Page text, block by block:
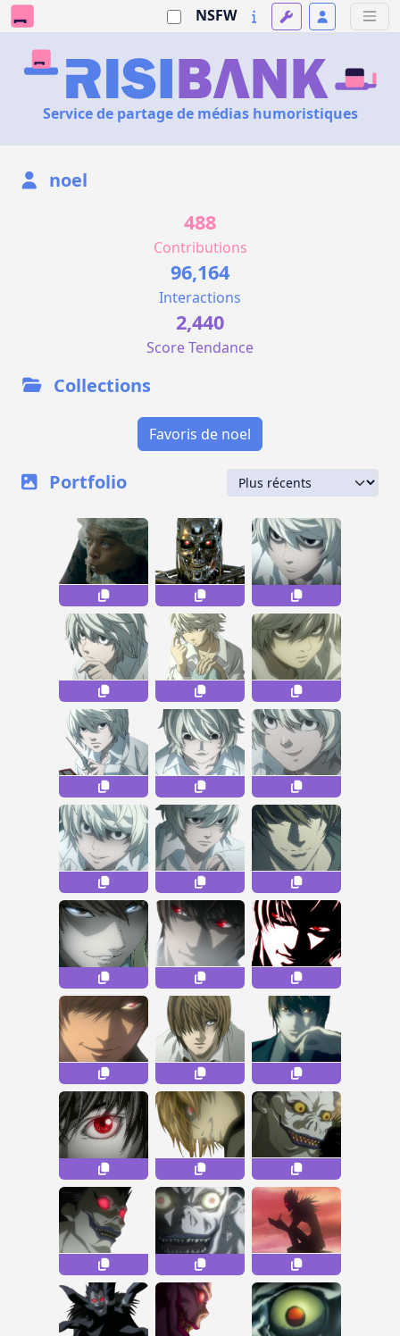
NSFW
Service de partage de médias humoristiques
noel
488
Contributions
96,164
Interactions
2,440
Score Tendance
Collections
Favoris de noel
Portfolio